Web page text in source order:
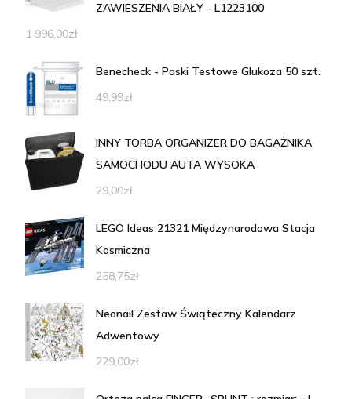
ZAWIESZENIA BIAŁY - L1223100
1 996,00zł
Benecheck - Paski Testowe Glukoza 50 szt.
49,99zł
INNY TORBA ORGANIZER DO BAGAŻNIKA
SAMOCHODU AUTA WYSOKA
29,00zł
LEGO Ideas 21321 Międzynarodowa Stacja
Kosmiczna
258,75zł
Neonail Zestaw Świąteczny Kalendarz
Adwentowy
229,00zł